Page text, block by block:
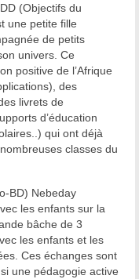
(Objectifs du
une petite fille
de petits
univers. Ce
positive de l’Afrique
des
livrets de
d’éducation
qui ont déjà
classes du
BD) Nebeday
les enfants sur la
bâche de 3
les enfants et les
Ces échanges sont
une pédagogie active